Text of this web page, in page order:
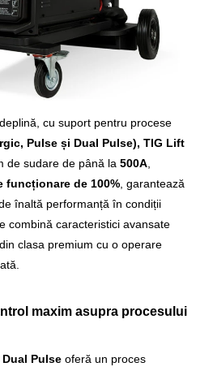
cu suport pentru procese
Pulse și Dual Pulse), TIG Lift
de sudare de până la 500A
de 100% , garantează
înaltă performanță în condiții
combină caracteristici avansate
clasa premium cu o operare
maxim asupra procesului
Dual Pulse oferă un proces